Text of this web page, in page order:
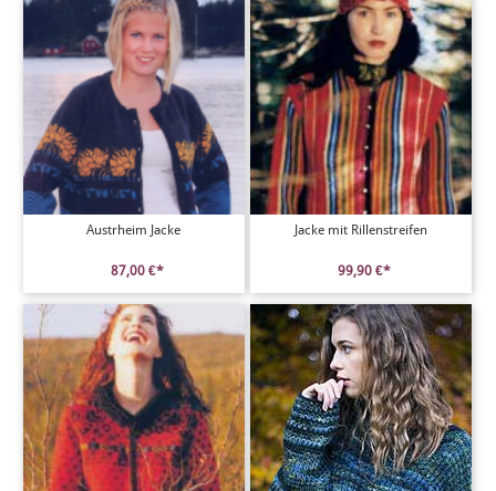
Austrheim Jacke
87,00 €*
Jacke mit Rillenstreifen
99,90 €*